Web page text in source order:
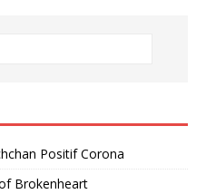
Positif Corona
Brokenheart